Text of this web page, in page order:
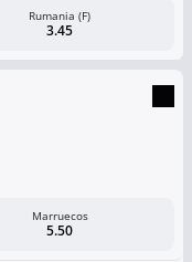
Rumania (F)
3.45
Marruecos
5.50